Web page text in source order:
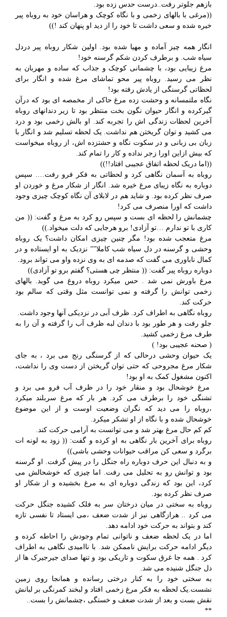
بازهم جلوتر رفت..درست حدس زده بود.
((مرغی با بالهای زخمی و با نگاه کوچک و هراسان خود به روباه پیر
خیره شده و سعی داشت تا خود را از دید او پنهان کند !))
انگار همه چیز آماده و مهیا شده بود. اولین شکار روباه پیر دردل
سیاه شب. و برطرف کردن شکم گرسنه خود!
مرغ زیبایی بود، با چشمانی کوچک و جذاب که ساده و مهربان به
نظر می رسید. روباه پیر محو تماشای مرغ شده و انگار برای
لحظاتی گرسنگی از یادش رفته بود!
نگاه ملتمسانه و وحشت زده مرغ حاکی از مخمصه ای بود که درآن
گیرکرده و انگار حیوان نگون بخت منتظر بود تا زیر دندانهای روباه
آخرین لحظات زندگی اش را تجربه کند. او بالش زخمی بود و درد
می کشید و توان گریختن هم نداشت. یک لحظه تسلیم شد و انگار با
زبان بی زبانی و در سکوت نگاه و حشتزده اش، از روباه میخواست
که بیش ازاین اورا زجر نداده و کار را تمام کند.
((اما دریک لحظه اتفاق عجیبی افتاد!!))
روباه به آسمان نگاهی کرد و لحظاتی به فکر فرو رفت…. سپس
دوباره به نگاه زیبای مرغ خیره شد. انگار از شکار مرغ و خوردن او
صرف نظر کرده بود. و شاید هم در لابلای آن نگاه کوچک چیزی وجود
داشت که اورا منصرف می کرد!
چشمانش را لحظه ای بست و سپس رو کرد به مرغ و گفت: (( من
کاری با تو ندارم …تو آزادی! برو هرجایی که دلت میخواد.))
مرغ متعجب شده بود! مگر چنین چیزی امکان داشت؟ یک روباه
وحشی و گرسنه در دل سیاه شب کاملا”” نزدیک به او ایستاده و در
کمال ناباوری می گفت که صدمه ای به وی نزده واو می تواند برود.
دوباره روباه پیر گفت: (( منتظر چی هستی؟ گفتم برو تو آزادی))
مرغ باورش نمی شد . حس میکرد روباه دروغ می گوید. بالهای
زخمی توانش را گرفته و نمی توانست مثل وقتی که سالم بود
حرکت کند.
روباه نگاهی به اطراف کرد. ظرف آبی در نزدیکی آنها وجود داشت.
جلو رفت و هر طور بود با دندان لبه ظرف آب را گرفته و آن را به
طرف مرغ زخمی کشید.
( صحنه عجیبی بود! )
یک حیوان وحشی درحالی که از گرسنگی رنج می برد ، به جای
شکار مرغ مجروحی که حتی توان گریختن از دست وی را نداشت،
اکنون مشغول کمک به او بود!
مرغ خوشحال بود و منقار خود را در ظرف آب فرو می برد و
تشنگی خود را برطرف می کرد. هر بار که مرغ سربلند میکرد
،روباه را می دید که نگران وضعیت اوست و از این موضوع
خوشحال شده و با نگاه از او تشکر میکرد.
کم کم حال مرغ بهتر شد و می توانست به آرامی حرکت کند.
روباه برای آخرین بار نگاهی به او کرده و گفت: (( زود به لونه ات
برگرد و سعی کن مراقب حیوانات وحشی باشی))
و به دنبال این حرف دوباره راه جنگل را در پیش گرفت. او گرسنه
بود و توانش رو به تحلیل می رفت. اما چیزی که خوشحالش می
کرد، این بود که زندگی دوباره ای به مرغ بخشیده و از شکار او
صرف نظر کرده بود.
روباه به سختی در میان درختان سر به فلک کشیده جنگل حرکت
می کرد .. هرازگاهی نیز از شدت ضعف ،می ایستاد تا نفسی تازه
کند و بتواند به حرکت خود ادامه دهد.
اما در یک لحظه ضعف و ناتوانی تمام وجودش را احاطه کرده و
دیگر ادامه حرکت برایش ناممکن شد. با ناامیدی نگاهی به اطراف
کرد . همه جا غرق سکوت و تاریکی بود و تنها صدای جیرجیرک ها از
دل جنگل شنیده می شد.
به سختی خود را به کنار درختی رسانده و همانجا روی زمین
نشست.یک لحظه به فکر مرغ زخمی افتاد و لبخند کمرنگی بر لبانش
نقش بست و بعد از شدت ضعف و خستگی ،چشمانش را بست..
**